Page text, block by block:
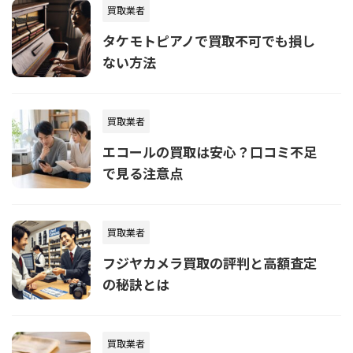
買取業者
タケモトピアノで買取不可でも損し
ない方法
買取業者
エコールの買取は安心？口コミ不足
で見る注意点
買取業者
フジヤカメラ買取の評判と高額査定
の秘訣とは
買取業者